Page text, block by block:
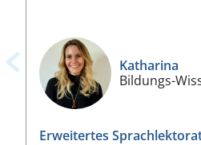
Katharina
Bildungs-
Erweitertes